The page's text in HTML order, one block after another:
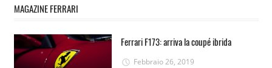
MAGAZINE FERRARI
Ferrari F173: arriva la coupé ibrida
Febbraio 26, 2019